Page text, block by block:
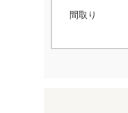
間取り